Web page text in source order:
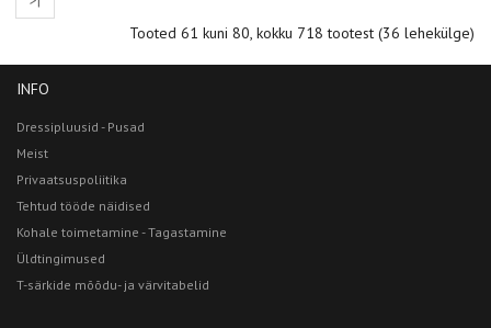
Tooted 61 kuni 80, kokku 718 tootest (36 lehekülge)
INFO
Dressipluusid - Pusad
Meist
Privaatsuspoliitika
Tehtud tööde näidised
Kohale toimetamine - Tagastamine
Üldtingimused
T-särkide mõõdu- ja värvitabelid